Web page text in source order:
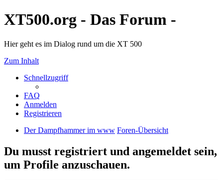
XT500.org - Das Forum -
Hier geht es im Dialog rund um die XT 500
Zum Inhalt
Schnellzugriff
FAQ
Anmelden
Registrieren
Der Dampfhammer im www Foren-Übersicht
Du musst registriert und angemeldet sein,
um Profile anzuschauen.